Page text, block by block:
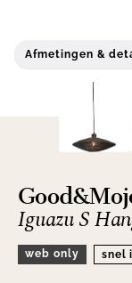
Afmetingen &
Iguazu S
web only snel